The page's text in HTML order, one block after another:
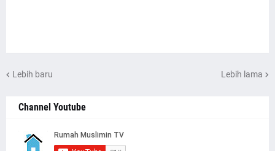
Lebih baru Lebih lama
Channel Youtube